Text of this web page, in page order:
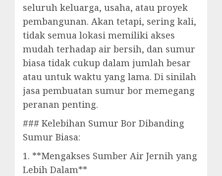
seluruh keluarga, usaha, atau proyek
pembangunan. Akan tetapi, sering kali,
tidak semua lokasi memiliki akses
mudah terhadap air bersih, dan sumur
biasa tidak cukup dalam jumlah besar
atau untuk waktu yang lama. Di sinilah
jasa pembuatan sumur bor memegang
peranan penting.
### Kelebihan Sumur Bor Dibanding
Sumur Biasa:
1. **Mengakses Sumber Air Jernih yang
Lebih Dalam**